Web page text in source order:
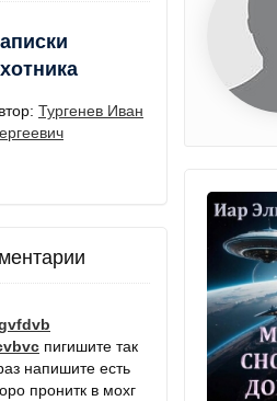
Тургенев Иван
пигишите так
напишите есть
пронитк в мохг